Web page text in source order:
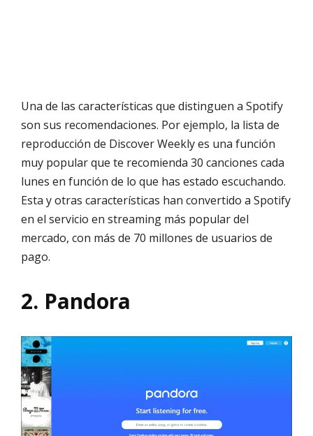
Una de las características que distinguen a Spotify
son sus recomendaciones. Por ejemplo, la lista de
reproducción de Discover Weekly es una función
muy popular que te recomienda 30 canciones cada
lunes en función de lo que has estado escuchando.
Esta y otras características han convertido a Spotify
en el servicio en streaming más popular del
mercado, con más de 70 millones de usuarios de
pago.
2. Pandora